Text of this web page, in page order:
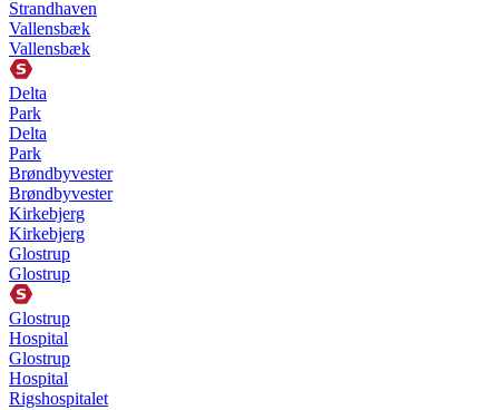
Strandhaven
Vallensbæk
Vallensbæk
Delta
Park
Delta
Park
Brøndbyvester
Brøndbyvester
Kirkebjerg
Kirkebjerg
Glostrup
Glostrup
Glostrup
Hospital
Glostrup
Hospital
Rigshospitalet